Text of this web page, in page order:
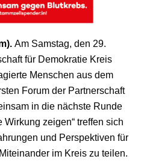
Am Samstag, den 29.
für Demokratie Kreis
Menschen aus dem
Forum der Partnerschaft
in die nächste Runde
zeigen“ treffen sich
und Perspektiven für
im Kreis zu teilen.